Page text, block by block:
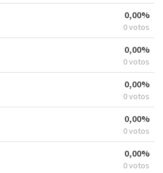
0,00%
0 votos
0,00%
0 votos
0,00%
0 votos
0,00%
0 votos
0,00%
0 votos